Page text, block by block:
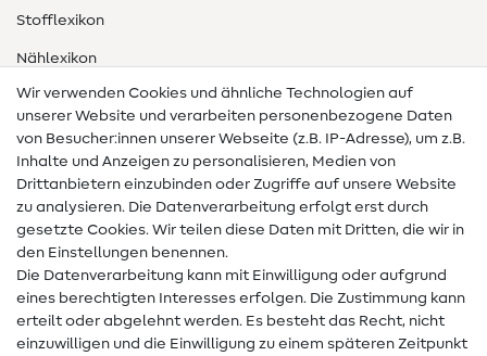
Stofflexikon
Nählexikon
Nähanleitungen
Hilfe & Kontakt
Kontakt
Infos zum Betreiberwechsel
FAQ
Widerrufsrecht
Beliebt
Wir verwenden Cookies und ähnliche Technologien auf
unserer Website und verarbeiten personenbezogene Daten
von Besucher:innen unserer Webseite (z.B. IP-Adresse), um z.B.
Inhalte und Anzeigen zu personalisieren, Medien von
Drittanbietern einzubinden oder Zugriffe auf unsere Website
zu analysieren. Die Datenverarbeitung erfolgt erst durch
gesetzte Cookies. Wir teilen diese Daten mit Dritten, die wir in
den Einstellungen benennen.
Die Datenverarbeitung kann mit Einwilligung oder aufgrund
eines berechtigten Interesses erfolgen. Die Zustimmung kann
erteilt oder abgelehnt werden. Es besteht das Recht, nicht
einzuwilligen und die Einwilligung zu einem späteren Zeitpunkt